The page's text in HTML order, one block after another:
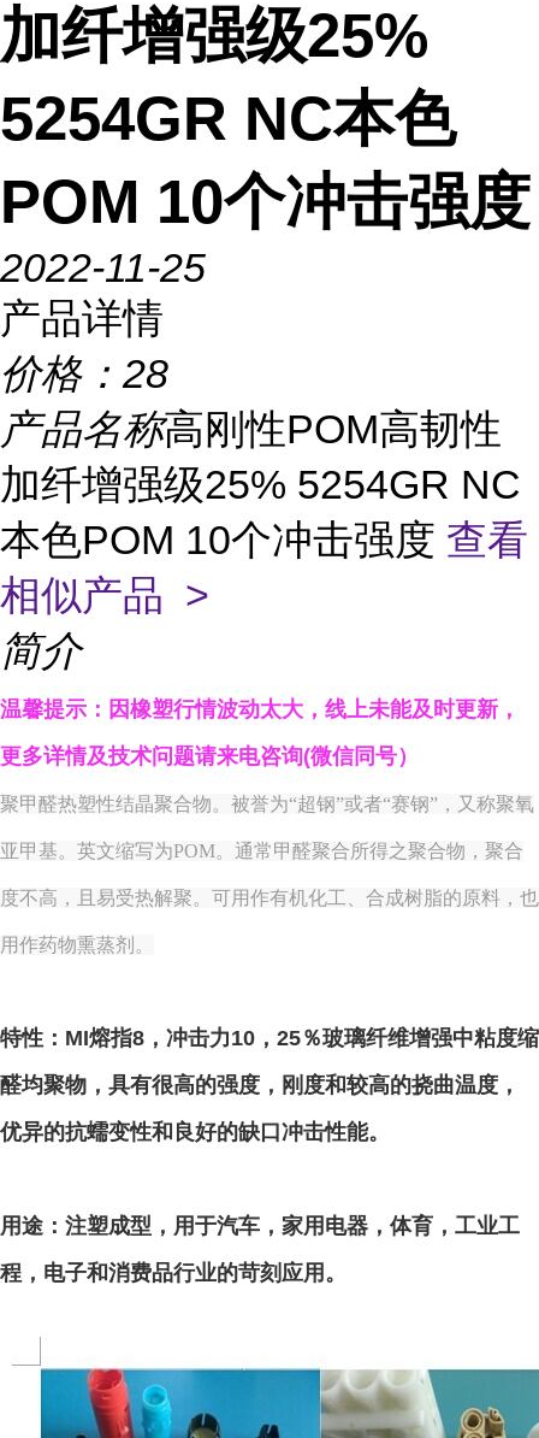
加纤增强级25%
5254GR NC本色
POM 10个冲击强度
2022-11-25
产品详情
价格： 28
产品名称高刚性POM高韧性
加纤增强级25% 5254GR NC
本色POM 10个冲击强度 查看
相似产品 >
简介
温馨提示：因橡塑行情波动太大，线上未能及时更新，
更多详情及技术问题请来电咨询(微信同号）
聚甲醛热塑性结晶聚合物。被誉为“超钢”或者“赛钢”，又称聚氧
亚甲基。英文缩写为POM。通常甲醛聚合所得之聚合物，聚合
度不高，且易受热解聚。可用作有机化工、合成树脂的原料，也
用作药物熏蒸剂。
特性： MI熔指8，冲击力10，25％玻璃纤维增强中粘度缩
醛均聚物，具有很高的强度，刚度和较高的挠曲温度，
优异的抗蠕变性和良好的缺口冲击性能。
用途： 注塑成型，用于汽车，家用电器，体育，工业工
程，电子和消费品行业的苛刻应用。